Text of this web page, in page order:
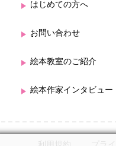
はじめての方へ
お問い合わせ
絵本教室のご紹介
絵本作家インタビュー